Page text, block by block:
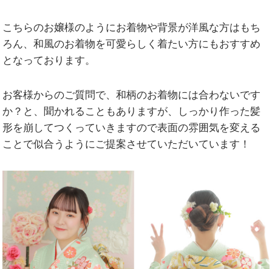
こちらのお嬢様のようにお着物や背景が洋風な方はもち
ろん、和風のお着物を可愛らしく着たい方にもおすすめ
となっております。
お客様からのご質問で、和柄のお着物には合わないです
か？と、聞かれることもありますが、しっかり作った髪
形を崩してつくっていきますので表面の雰囲気を変える
ことで似合うようにご提案させていただいています！